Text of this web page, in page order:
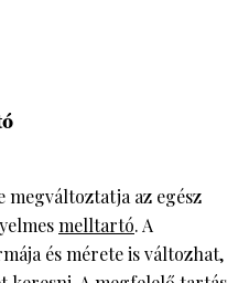
megváltoztatja az egész
melltartó. A
és mérete is változhat,